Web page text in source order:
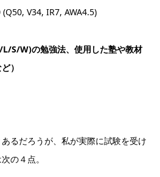
V34, IR7, AWA4.5)
L/S/W)の勉強法、使用した塾や教材
）
るだろうが、私が実際に試験を受け
の４点。